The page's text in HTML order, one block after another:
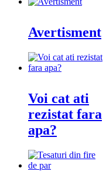
Avertisment
Voi cat ati
rezistat fara
apa?